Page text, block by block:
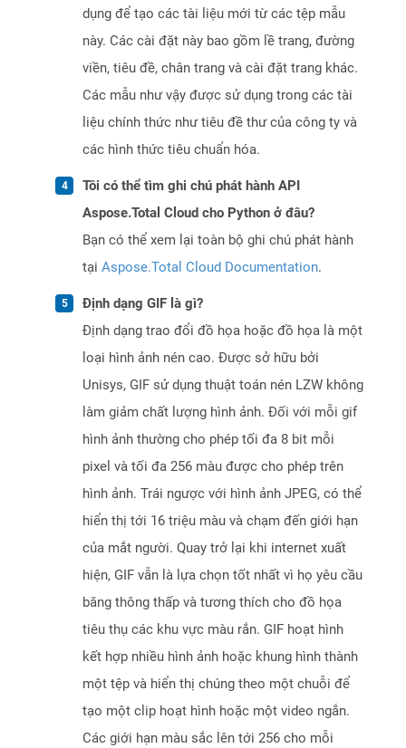
dụng để tạo các tài liệu mới từ các tệp mẫu
này. Các cài đặt này bao gồm lề trang, đường
viền, tiêu đề, chân trang và cài đặt trang khác.
Các mẫu như vậy được sử dụng trong các tài
liệu chính thức như tiêu đề thư của công ty và
các hình thức tiêu chuẩn hóa.
Tôi có thể tìm ghi chú phát hành API
Aspose.Total Cloud cho Python ở đâu?
Bạn có thể xem lại toàn bộ ghi chú phát hành
tại Aspose.Total Cloud Documentation.
Định dạng GIF là gì?
Định dạng trao đổi đồ họa hoặc đồ họa là một
loại hình ảnh nén cao. Được sở hữu bởi
Unisys, GIF sử dụng thuật toán nén LZW không
làm giảm chất lượng hình ảnh. Đối với mỗi gif
hình ảnh thường cho phép tối đa 8 bit mỗi
pixel và tối đa 256 màu được cho phép trên
hình ảnh. Trái ngược với hình ảnh JPEG, có thể
hiển thị tới 16 triệu màu và chạm đến giới hạn
của mắt người. Quay trở lại khi internet xuất
hiện, GIF vẫn là lựa chọn tốt nhất vì họ yêu cầu
băng thông thấp và tương thích cho đồ họa
tiêu thụ các khu vực màu rắn. GIF hoạt hình
kết hợp nhiều hình ảnh hoặc khung hình thành
một tệp và hiển thị chúng theo một chuỗi để
tạo một clip hoạt hình hoặc một video ngắn.
Các giới hạn màu sắc lên tới 256 cho mỗi